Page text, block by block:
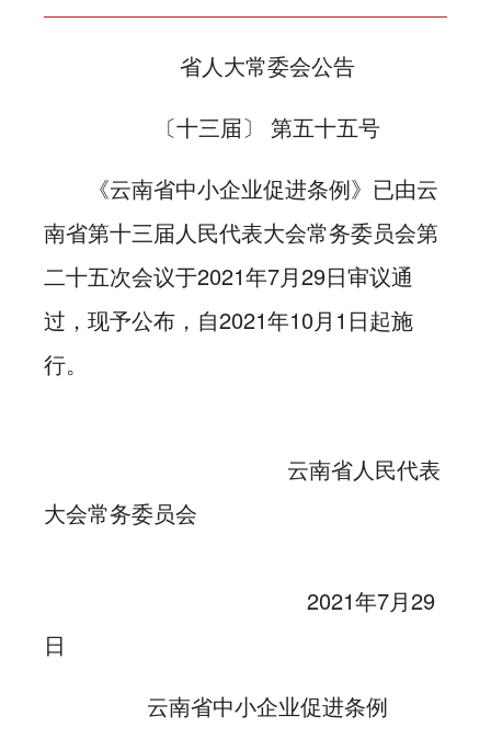
省人大常委会公告
〔十三届〕 第五十五号
《云南省中小企业促进条例》已由云
南省第十三届人民代表大会常务委员会第
二十五次会议于2021年7月29日审议通
过，现予公布，自2021年10月1日起施
行。
云南省人民代表
大会常务委员会
2021年7月29
日
云南省中小企业促进条例